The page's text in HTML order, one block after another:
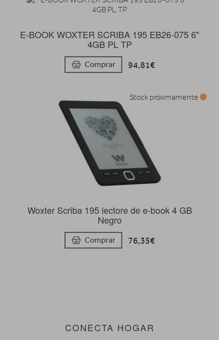
E-BOOK WOXTER SCRIBA 195 EB26-075 6"
4GB PL TP
Comprar 94,81€
Woxter Scriba 195 lectore de e-book 4 GB
Negro
Comprar 76,35€
Stock próximamente
CONECTA HOGAR